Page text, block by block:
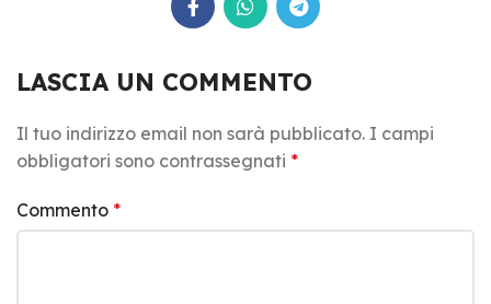
LASCIA UN COMMENTO
Il tuo indirizzo email non sarà pubblicato. I campi
obbligatori sono contrassegnati *
Commento *